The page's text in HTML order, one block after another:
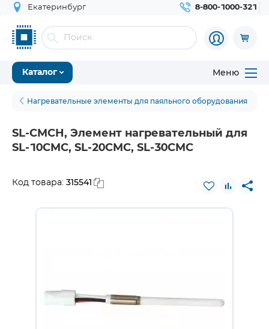
Екатеринбург 8-800-1000-321
Каталог Меню
Нагревательные элементы для паяльного оборудования
SL-CMCH, Элемент нагревательный для
SL-10CMC, SL-20CMC, SL-30CMC
Код товара: 315541